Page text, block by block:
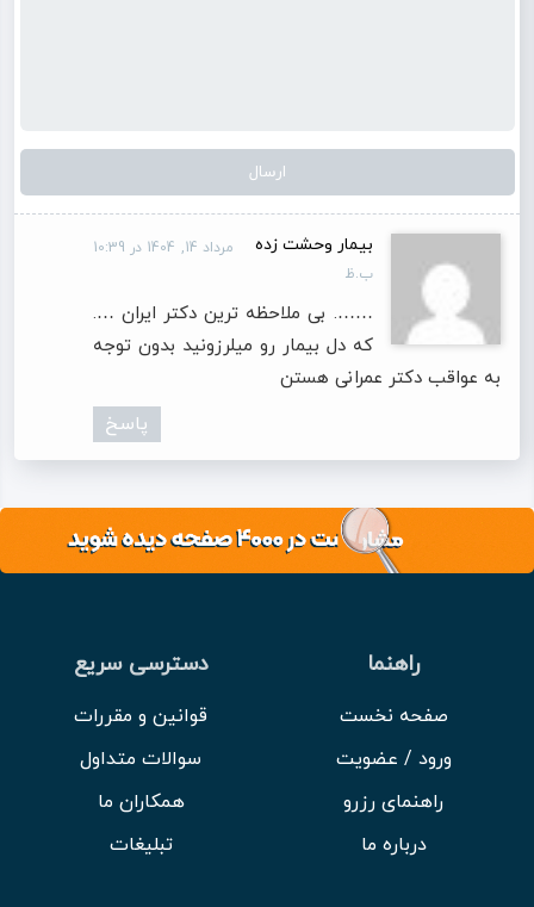
بیمار وحشت زده
مرداد 14, 1404 در 10:39
ب.ظ
……. بی ملاحظه ترین دکتر ایران ….
که دل بیمار رو میلرزونید بدون توجه
به عواقب دکتر عمرانی هستن
پاسخ
راهنما
صفحه نخست
ورود / عضویت
راهنمای رزرو
درباره ما
دسترسی سریع
قوانین و مقررات
سوالات متداول
همکاران ما
تبلیغات